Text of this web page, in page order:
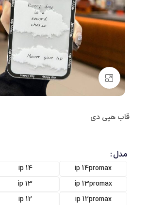
بزرگنمایی تصویر
قاب هپی دی
مدل
ip 14promax
ip 14
ip 13promax
ip 13
ip 12promax
ip 12